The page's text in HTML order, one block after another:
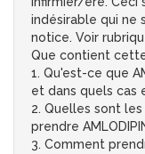
indésirable qui ne
notice. Voir
Que contient
1. Qu'est-ce que
et dans quels cas
2. Quelles sont
prendre
3. Comment